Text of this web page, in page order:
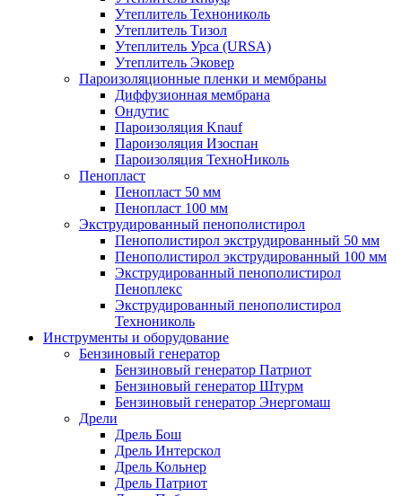
Утеплитель Технониколь
Утеплитель Тизол
Утеплитель Урса (URSA)
Утеплитель Эковер
Пароизоляционные пленки и мембраны
Диффузионная мембрана
Ондутис
Пароизоляция Knauf
Пароизоляция Изоспан
Пароизоляция ТехноНиколь
Пенопласт
Пенопласт 50 мм
Пенопласт 100 мм
Экструдированный пенополистирол
Пенополистирол экструдированный 50 мм
Пенополистирол экструдированный 100 мм
Экструдированный пенополистирол
Пеноплекс
Экструдированный пенополистирол
Технониколь
Инструменты и оборудование
Бензиновый генератор
Бензиновый генератор Патриот
Бензиновый генератор Штурм
Бензиновый генератор Энергомаш
Дрели
Дрель Бош
Дрель Интерскол
Дрель Кольнер
Дрель Патриот